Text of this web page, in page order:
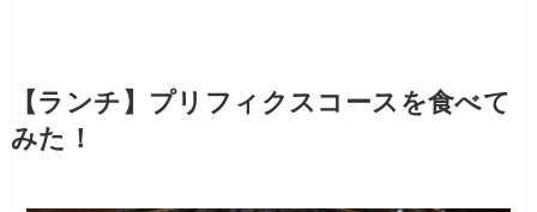
【ランチ】プリフィクスコースを食べて
みた！